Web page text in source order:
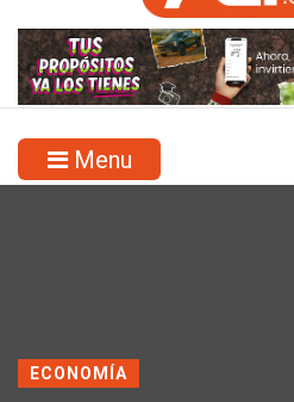
Menu
ECONOMÍA